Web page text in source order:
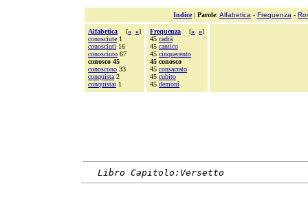
Indice| Parole: Alfabetica - Frequenza -
Alfabetica [« »]
conosciute 1
conosciuti 16
conosciuto 67
conosco 45
conoscono 33
conquista 2
conquistai 1
Frequenza [« »]
45 cadrà
45 cantico
45 cinquecento
45 conosco
45 consacrato
45 cubito
45 demonî
Libro Capitolo:Versetto